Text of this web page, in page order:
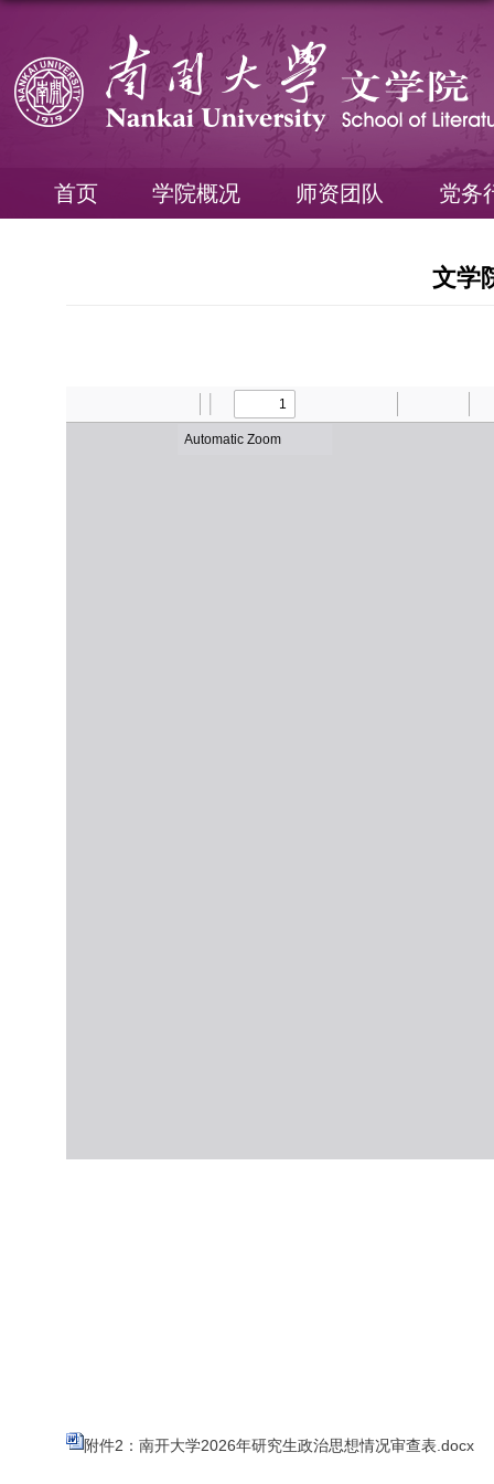
首页 学院概况 师资团队 党务
文学
附件2：南开大学2026年研究生政治思想情况审查表.docx